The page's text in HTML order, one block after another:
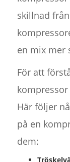
skillnad
en mix mer
För att
Här följer
på en
dem: